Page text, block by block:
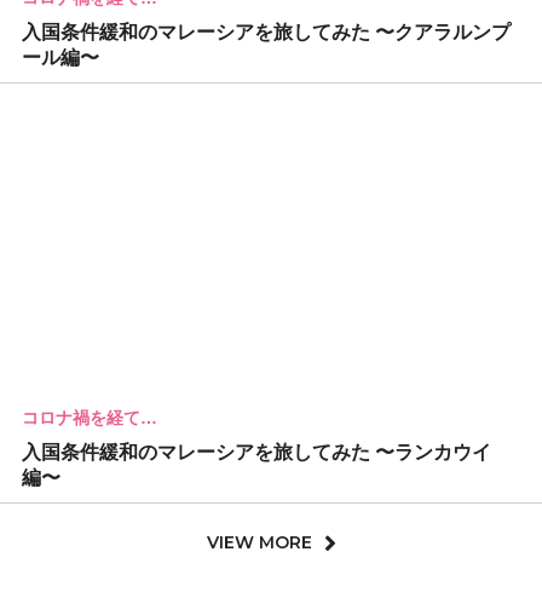
入国条件緩和のマレーシアを旅してみた 〜クアラルンプ
ール編〜
コロナ禍を経て…
入国条件緩和のマレーシアを旅してみた 〜ランカウイ
編〜
VIEW MORE